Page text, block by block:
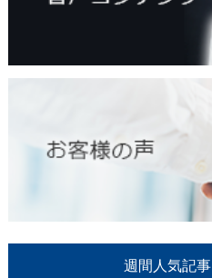
週間人気記